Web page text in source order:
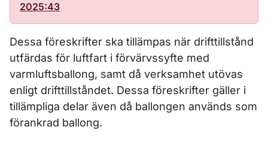
2025:43
Dessa föreskrifter ska tillämpas när drifttillstånd
utfärdas för luftfart i förvärvssyfte med
varmluftsballong, samt då verksamhet utövas
enligt drifttillståndet. Dessa föreskrifter gäller i
tillämpliga delar även då ballongen används som
förankrad ballong.